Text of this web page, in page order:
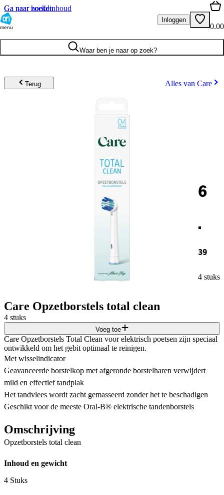
Ga naar hoofdinhoud
Ga naar zoeken
menu
Inloggen
0.00
Waar ben je naar op zoek?
Terug Alles van Care
6
.
39
4 stuks
Care Opzetborstels total clean
4 stuks
Voeg toe
Care Opzetborstels Total Clean voor elektrisch poetsen zijn speciaal
ontwikkeld om het gebit optimaal te reinigen.
Met wisselindicator
Geavanceerde borstelkop met afgeronde borstelharen verwijdert
mild en effectief tandplak
Het tandvlees wordt zacht gemasseerd zonder het te beschadigen
Geschikt voor de meeste Oral-B® elektrische tandenborstels
Omschrijving
Opzetborstels total clean
Inhoud en gewicht
4 Stuks